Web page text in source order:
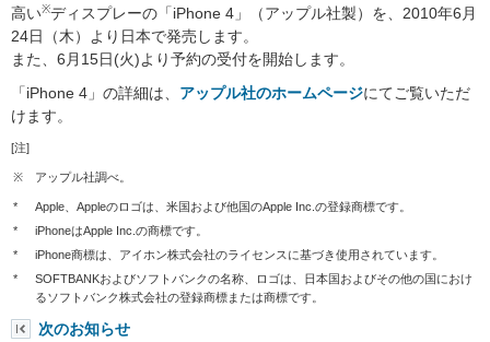
高い※ディスプレーの「iPhone 4」（アップル社製）を、2010年6月
24日（木）より日本で発売します。
また、6月15日(火)より予約の受付を開始します。
「iPhone 4」の詳細は、 アップル社のホームページにてご覧いただ
けます。
[注]
※ アップル社調べ。
*
Apple、Appleのロゴは、米国および他国のApple Inc.の登録商標です。
*
iPhoneはApple Inc.の商標です。
*
iPhone商標は、アイホン株式会社のライセンスに基づき使用されています。
*
SOFTBANKおよびソフトバンクの名称、ロゴは、日本国およびその他の国におけ
るソフトバンク株式会社の登録商標または商標です。
次のお知らせ